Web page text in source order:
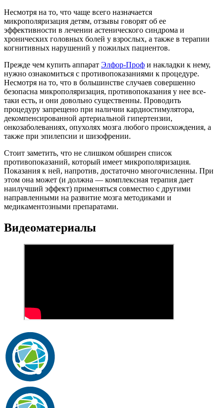
Несмотря на то, что чаще всего назначается
микрополяризация детям, отзывы говорят об ее
эффективности в лечении астенического синдрома и
хронических головных болей у взрослых, а также в терапии
когнитивных нарушений у пожилых пациентов.
Прежде чем купить аппарат Элфор-Проф и накладки к нему,
нужно ознакомиться с противопоказаниями к процедуре.
Несмотря на то, что в большинстве случаев совершенно
безопасна микрополяризация, противопоказания у нее все-
таки есть, и они довольно существенны. Проводить
процедуру запрещено при наличии кардиостимулятора,
декомпенсированной артериальной гипертензии,
онкозаболеваниях, опухолях мозга любого происхождения, а
также при эпилепсии и шизофрении.
Стоит заметить, что не слишком обширен список
противопоказаний, который имеет микрополяризация.
Показания к ней, напротив, достаточно многочисленны. При
этом она может (и должна — комплексная терапия дает
наилучший эффект) применяться совместно с другими
направленными на развитие мозга методиками и
медикаментозными препаратами.
Видеоматериалы